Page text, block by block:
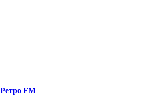
Ретро FM